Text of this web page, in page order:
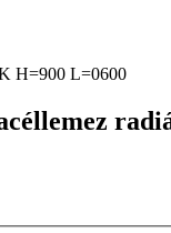
H=900 L=0600